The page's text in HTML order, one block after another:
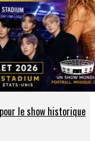
le show historique